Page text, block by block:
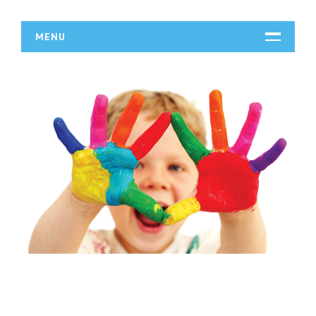
MENU
DZIAŁALNOŚĆ
Biura Rachunkowe
Doradztwo
Drukarnie
Handel
Hurtownie
Kredyty, Leasing
Oferty Pracy